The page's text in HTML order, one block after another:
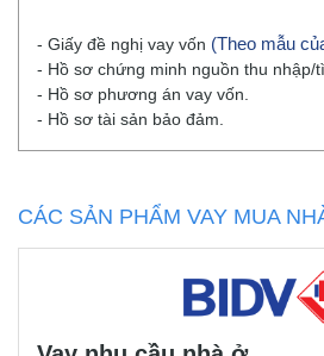
- Giấy đề nghị vay vốn (Theo mẫu
- Hồ sơ chứng minh nguồn thu nhập/
- Hồ sơ phương án vay vốn.
- Hồ sơ tài sản bảo đảm.
CÁC SẢN PHẨM VAY MUA